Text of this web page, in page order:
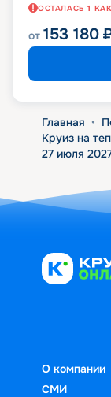
ОСТАЛАСЬ 1
от 153 180
Главная •
Круиз на
27 июля
О компании
СМИ